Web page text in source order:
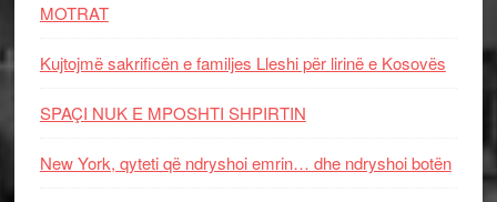
MOTRAT
Kujtojmë sakrificën e familjes Lleshi për lirinë e Kosovës
SPAÇI NUK E MPOSHTI SHPIRTIN
New York, qyteti që ndryshoi emrin… dhe ndryshoi botën